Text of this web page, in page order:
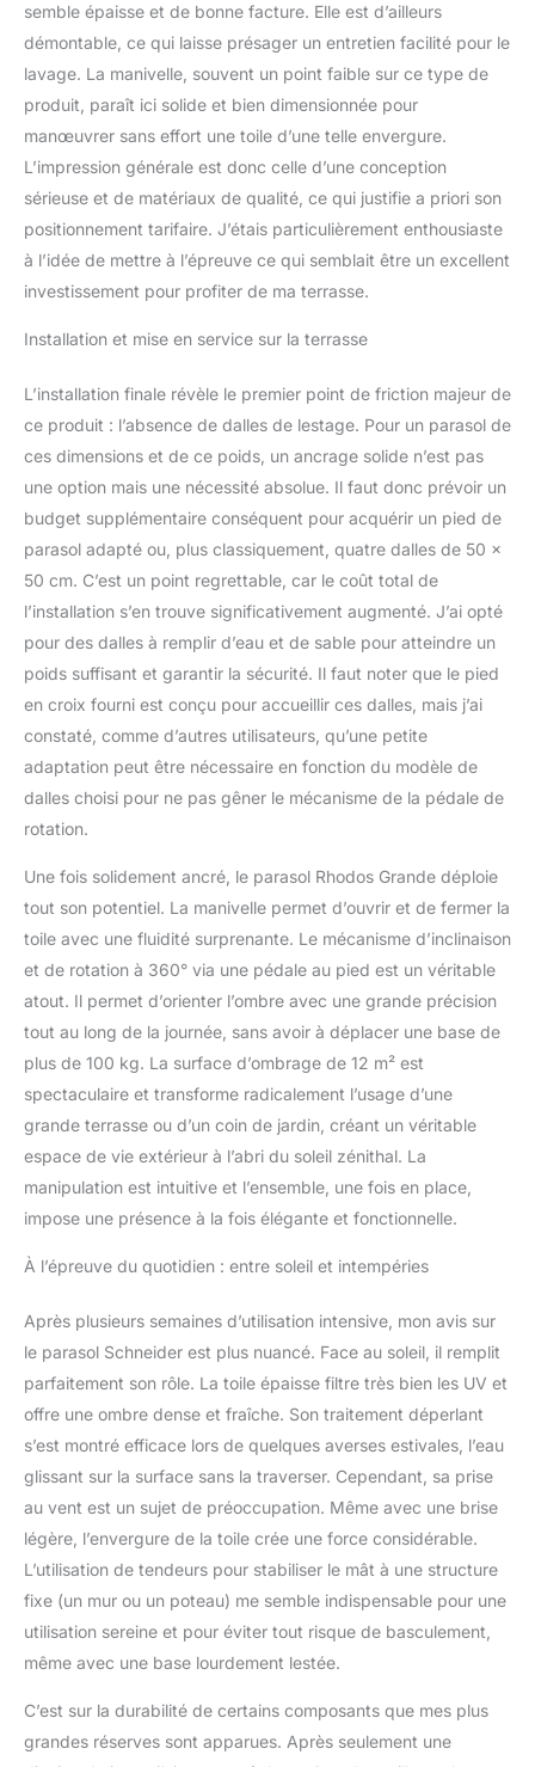
semble épaisse et de bonne facture. Elle est d’ailleurs
démontable, ce qui laisse présager un entretien facilité pour le
lavage. La manivelle, souvent un point faible sur ce type de
produit, paraît ici solide et bien dimensionnée pour
manœuvrer sans effort une toile d’une telle envergure.
L’impression générale est donc celle d’une conception
sérieuse et de matériaux de qualité, ce qui justifie a priori son
positionnement tarifaire. J’étais particulièrement enthousiaste
à l’idée de mettre à l’épreuve ce qui semblait être un excellent
investissement pour profiter de ma terrasse.
Installation et mise en service sur la terrasse
L’installation finale révèle le premier point de friction majeur de
ce produit : l’absence de dalles de lestage. Pour un parasol de
ces dimensions et de ce poids, un ancrage solide n’est pas
une option mais une nécessité absolue. Il faut donc prévoir un
budget supplémentaire conséquent pour acquérir un pied de
parasol adapté ou, plus classiquement, quatre dalles de 50 x
50 cm. C’est un point regrettable, car le coût total de
l’installation s’en trouve significativement augmenté. J’ai opté
pour des dalles à remplir d’eau et de sable pour atteindre un
poids suffisant et garantir la sécurité. Il faut noter que le pied
en croix fourni est conçu pour accueillir ces dalles, mais j’ai
constaté, comme d’autres utilisateurs, qu’une petite
adaptation peut être nécessaire en fonction du modèle de
dalles choisi pour ne pas gêner le mécanisme de la pédale de
rotation.
Une fois solidement ancré, le parasol Rhodos Grande déploie
tout son potentiel. La manivelle permet d’ouvrir et de fermer la
toile avec une fluidité surprenante. Le mécanisme d’inclinaison
et de rotation à 360° via une pédale au pied est un véritable
atout. Il permet d’orienter l’ombre avec une grande précision
tout au long de la journée, sans avoir à déplacer une base de
plus de 100 kg. La surface d’ombrage de 12 m² est
spectaculaire et transforme radicalement l’usage d’une
grande terrasse ou d’un coin de jardin, créant un véritable
espace de vie extérieur à l’abri du soleil zénithal. La
manipulation est intuitive et l’ensemble, une fois en place,
impose une présence à la fois élégante et fonctionnelle.
À l’épreuve du quotidien : entre soleil et intempéries
Après plusieurs semaines d’utilisation intensive, mon avis sur
le parasol Schneider est plus nuancé. Face au soleil, il remplit
parfaitement son rôle. La toile épaisse filtre très bien les UV et
offre une ombre dense et fraîche. Son traitement déperlant
s’est montré efficace lors de quelques averses estivales, l’eau
glissant sur la surface sans la traverser. Cependant, sa prise
au vent est un sujet de préoccupation. Même avec une brise
légère, l’envergure de la toile crée une force considérable.
L’utilisation de tendeurs pour stabiliser le mât à une structure
fixe (un mur ou un poteau) me semble indispensable pour une
utilisation sereine et pour éviter tout risque de basculement,
même avec une base lourdement lestée.
C’est sur la durabilité de certains composants que mes plus
grandes réserves sont apparues. Après seulement une